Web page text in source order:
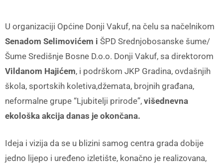
U organizaciji Općine Donji Vakuf, na čelu sa načelnikom
Senadom Selimovićem i ŠPD Srednjobosanske šume/
Šume Središnje Bosne D.o.o. Donji Vakuf, sa direktorom
Vildanom Hajićem, i podrškom JKP Gradina, ovdašnjih
škola, sportskih koletiva,džemata, brojnih građana,
neformalne grupe “Ljubitelji prirode”, višednevna
ekološka akcija danas je okončana.
Ideja i vizija da se u blizini samog centra grada dobije
jedno lijepo i uređeno izletište, konačno je realizovana,